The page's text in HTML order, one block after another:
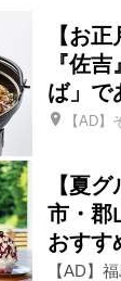
新地町
福島県全域
小野町
平田村
【お
『佐
ば」で
【AD
【夏
市・郡
おすす
【AD】